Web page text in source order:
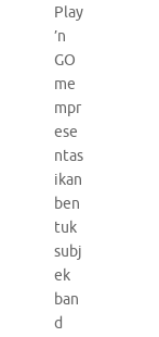
Play
’n
GO
me
mpr
ese
ntas
ikan
ben
tuk
subj
ek
ban
d